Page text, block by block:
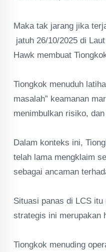
‎Maka tak jarang jika
jatuh 26/10/2025 di
Hawk membuat
‎Tiongkok menuduh
masalah” keamanan
menimbulkan risiko,
‎Dalam konteks ini,
telah lama mengklaim
sebagai ancaman
‎Situasi panas di LCS
strategis ini merupakan
‎Tiongkok menuding